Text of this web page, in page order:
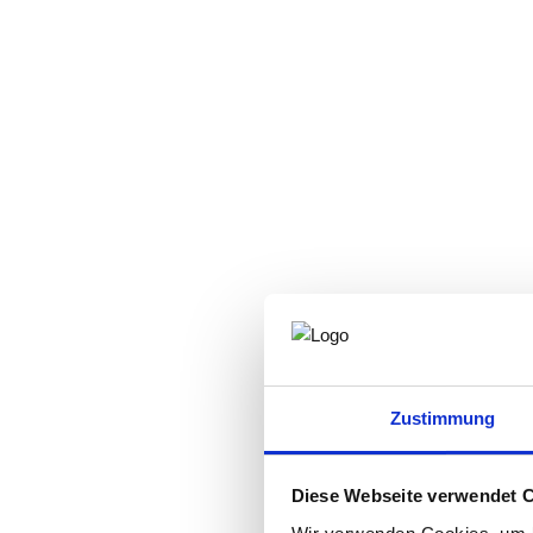
Zustimmung
Diese Webseite verwendet